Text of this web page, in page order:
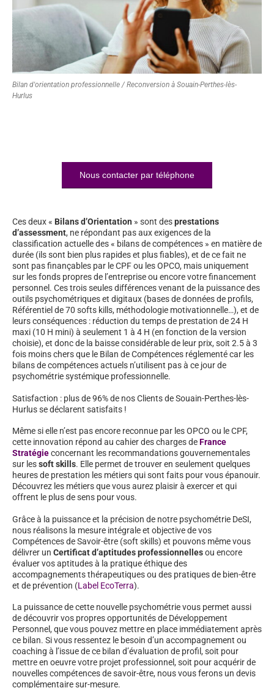
Bilan d'orientation professionnelle / Reconversion à Souain-Perthes-lès-
Hurlus
Nous contacter par téléphone
Ces deux « Bilans d’Orientation » sont desprestations
d’assessment, ne répondant pas aux exigences de la
classification actuelle des « bilans de compétences » en matière de
durée (ils sont bien plus rapides et plus fiables), et de ce fait ne
sont pas finançables par le CPF ou les OPCO, mais uniquement
sur les fonds propres de l’entreprise ou encore votre financement
personnel. Ces trois seules différences venant de la puissance des
outils psychométriques et digitaux (bases de données de profils,
Référentiel de 70 softs kills, méthodologie motivationnelle…), et de
leurs conséquences : réduction du temps de prestation de 24 H
maxi (10 H mini) à seulement 1 à 4 H (en fonction de la version
choisie), et donc de la baisse considérable de leur prix, soit 2.5 à 3
fois moins chers que le Bilan de Compétences réglementé car les
bilans de compétences actuels n’utilisent pas à ce jour de
psychométrie systémique professionnelle.
Satisfaction : plus de 96% de nos Clients de Souain-Perthes-lès-
Hurlus se déclarent satisfaits !
Même si elle n’est pas encore reconnue par les OPCO ou le CPF,
cette innovation répond au cahier des charges deFrance
Stratégieconcernant les recommandations gouvernementales
sur lessoft skills. Elle permet de trouver en seulement quelques
heures de prestation les métiers qui sont faits pour vous épanouir.
Découvrez les métiers que vous aurez plaisir à exercer et qui
offrent le plus de sens pour vous.
Grâce à la puissance et la précision de notre psychométrie DeSI,
nous réalisons la mesure intégrale et objective de vos
Compétences de Savoir-être (soft skills) et pouvons même vous
délivrer un Certificat d’aptitudes professionnellesou encore
évaluer vos aptitudes à la pratique éthique des
accompagnements thérapeutiques ou des pratiques de bien-être
et de prévention (Label EcoTerra).
La puissance de cette nouvelle psychométrie vous permet aussi
de découvrir vos propres opportunités de Développement
Personnel, que vous pouvez mettre en place immédiatement après
ce bilan. Si vous ressentez le besoin d’un accompagnement ou
coaching à l’issue de ce bilan d’évaluation de profil, soit pour
mettre en oeuvre votre projet professionnel, soit pour acquérir de
nouvelles compétences de savoir-être, nous vous ferons un devis
complémentaire sur-mesure.